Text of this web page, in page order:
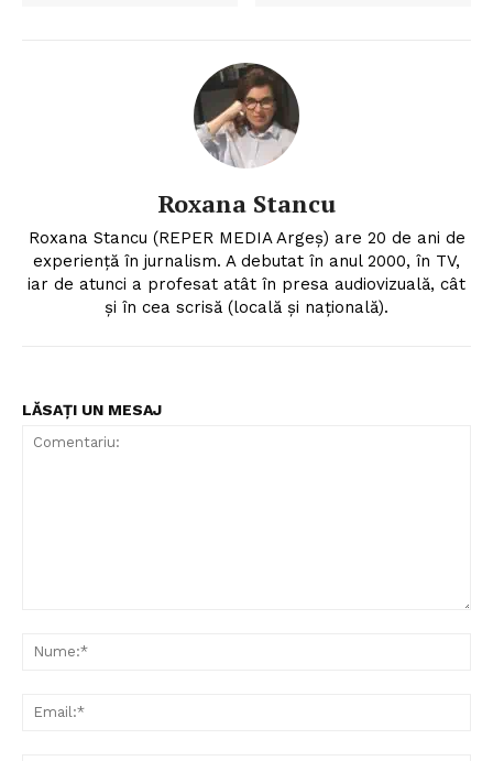
Roxana Stancu
Roxana Stancu (REPER MEDIA Argeş) are 20 de ani de
experiență în jurnalism. A debutat în anul 2000, în TV,
iar de atunci a profesat atât în presa audiovizuală, cât
și în cea scrisă (locală și națională).
LĂSAȚI UN MESAJ